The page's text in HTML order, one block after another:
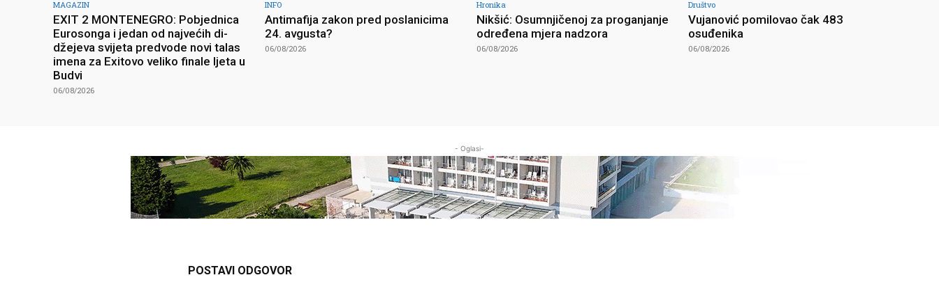
MAGAZIN
EXIT 2 MONTENEGRO: Pobjednica
Eurosonga i jedan od najvećih di-
džejeva svijeta predvode novi talas
imena za Exitovo veliko finale ljeta u
Budvi
06/08/2026
INFO
Antimafija zakon pred poslanicima
24. avgusta?
06/08/2026
Hronika
Nikšić: Osumnjičenoj za proganjanje
određena mjera nadzora
06/08/2026
Društvo
Vujanović pomilovao čak 483
osuđenika
06/08/2026
- Oglasi-
POSTAVI ODGOVOR